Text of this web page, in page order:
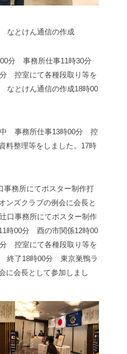
なとけん通信の作成
00分 事務所仕事11時30分
控室にて各種段取り等を
なとけん通信の作成18時00
事務所仕事13時00分 控
料整理等をしました。 17時
事務所にてポスター制作打
ンズクラブの例会に会長と
口事務所にてポスター制作
時00分 酉の市関係12時00
控室にて各種段取り等を
終了18時00分 東京巣鴨ラ
に会長として参加しまし